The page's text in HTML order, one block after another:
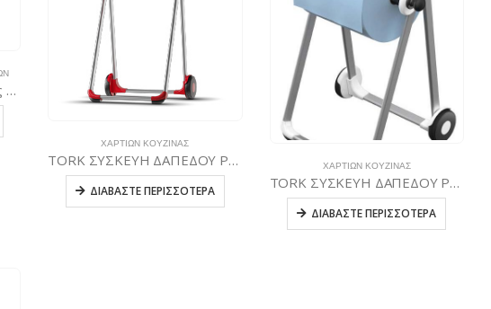
K8B Συσκευή χειροπετσέτας Autocut – Μαύρη
ΧΑΡΤΙΏΝ ΚΟΥΖΊΝΑΣ
TORK ΣΥΣΚΕΥΗ ΔΑΠΕΔΟΥ ΡΟΛΟΥ ΚΙΝΗΤΗ ΚΟΚΚΙΝΗ
ΔΙΑΒΆΣΤΕ ΠΕΡΙΣΣΌΤΕΡΑ
ΧΑΡΤΙΏΝ ΚΟΥΖΊΝΑΣ
TORK ΣΥΣΚΕΥΗ ΔΑΠΕΔΟΥ ΡΟΛΟΥ ΚΙΝΗΤΗ ΤΥΡΚΟΥΑΖ
ΔΙΑΒΆΣΤΕ ΠΕΡΙΣΣΌΤΕΡΑ